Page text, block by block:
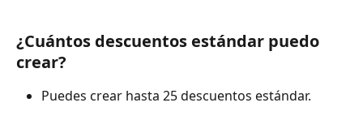
¿Cuántos descuentos estándar puedo
crear?
Puedes crear hasta 25 descuentos estándar.